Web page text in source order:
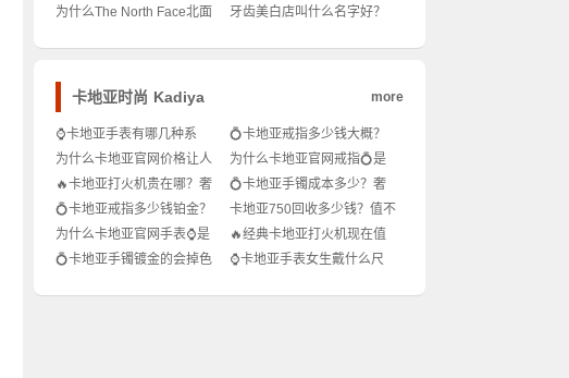
穿才不撞款还显质感？
才显腿长又时髦？
⌚️想入手却怕买贵了？最新
💆‍♀️这些表达不学真的亏大
为什么The North Face北面
牙齿美白店叫什么名字好？
卡地亚时尚 Kadiya more
⌚卡地亚手表有哪几种系
列？💎想入手先看这篇科
普！
💍卡地亚戒指多少钱大概？
💎小红书潮人都在问的奢华
珠宝科普来了！
为什么卡地亚官网价格让人
看不懂？💎怎么买才不踩
雷？
为什么卡地亚官网戒指💍是
轻奢珠宝天花板？✨怎么选
才不踩雷显手长又高级？
🔥卡地亚打火机贵在哪？奢
侈品里的低调贵族到底值不
值？
💍卡地亚手镯成本多少？奢
侈品小白必看！
💍卡地亚戒指多少钱铂金？
贵妇圈都在晒的奢华单品值
不值得买？
卡地亚750回收多少钱？值不
值得卖？二手市场行情大揭
秘！
为什么卡地亚官网手表⌚️是
轻奢腕表天花板？怎么选才
🔥经典卡地亚打火机现在值
多少钱？💎潮人收藏圈都在
💍卡地亚手镯镀金的会掉色
⌚卡地亚手表女生戴什么尺